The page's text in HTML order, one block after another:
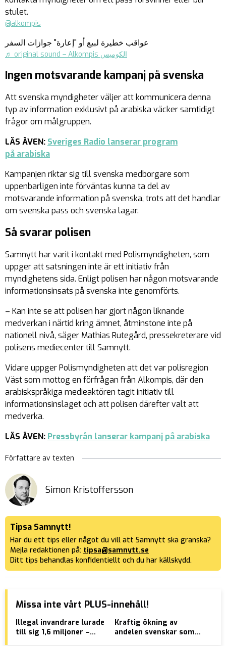
stulet.
@alkompis
عواقب خطيرة لبيع أو "إعارة" جوازات السفر
♬ original sound – Alkompis الكومبس
Ingen motsvarande kampanj på svenska
Att svenska myndigheter väljer att kommunicera denna
typ av information exklusivt på arabiska väcker samtidigt
frågor om målgruppen.
LÄS ÄVEN: Sveriges Radio lanserar program
på arabiska
Kampanjen riktar sig till svenska medborgare som
uppenbarligen inte förväntas kunna ta del av
motsvarande information på svenska, trots att det handlar
om svenska pass och svenska lagar.
Så svarar polisen
Samnytt har varit i kontakt med Polismyndigheten, som
uppger att satsningen inte är ett initiativ från
myndighetens sida. Enligt polisen har någon motsvarande
informationsinsats på svenska inte genomförts.
– Kan inte se att polisen har gjort någon liknande
medverkan i närtid kring ämnet, åtminstone inte på
nationell nivå, säger Mathias Rutegård, pressekreterare vid
polisens mediecenter till Samnytt.
Vidare uppger Polismyndigheten att det var polisregion
Väst som mottog en förfrågan från Alkompis, där den
arabiskspråkiga medieaktören tagit initiativ till
informationsinslaget och att polisen därefter valt att
medverka.
LÄS ÄVEN: Pressbyrån lanserar kampanj på arabiska
Författare av texten
Simon Kristoffersson
Tipsa Samnytt!
Har du ett tips eller något du vill att Samnytt ska granska?
Mejla redaktionen på: tipsa@samnytt.se
Ditt tips behandlas konfidentiellt och du har källskydd.
Missa inte vårt PLUS-innehåll!
Illegal invandrare lurade
till sig 1,6 miljoner –
Kraftig ökning av
andelen svenskar som